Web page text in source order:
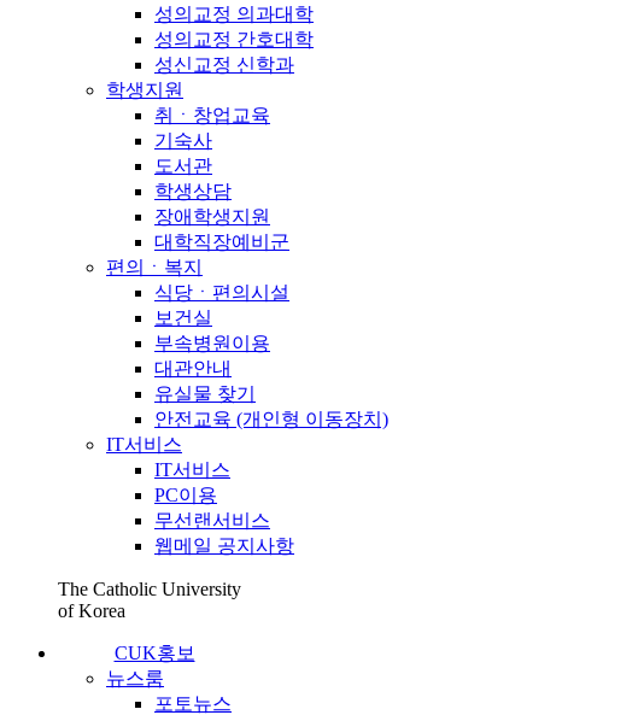
성의교정 의과대학
성의교정 간호대학
성신교정 신학과
학생지원
취ㆍ창업교육
기숙사
도서관
학생상담
장애학생지원
대학직장예비군
편의ㆍ복지
식당ㆍ편의시설
보건실
부속병원이용
대관안내
유실물 찾기
안전교육 (개인형 이동장치)
IT서비스
IT서비스
PC이용
무선랜서비스
웹메일 공지사항
The Catholic University
of Korea
CUK홍보
뉴스룸
포토뉴스